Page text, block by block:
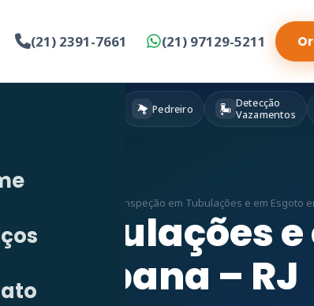
(21) 2391-7661 (21) 97129-5211
Pedreiro
Detecção
Vazamentos
Vídeo Inspeção em Tubulações e em Esgoto
Tubulações
– RJ